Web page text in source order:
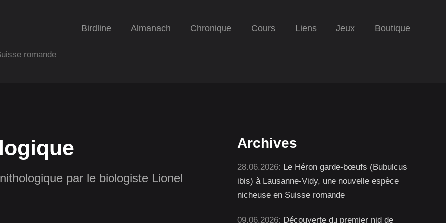
romande
Birdline Almanach Chronique Cours Liens Jeux Boutique
par le biologiste Lionel
Archives
28.06.2026: Le Héron garde-bœufs (Bubulcus
ibis) à Lausanne-Vidy, une nouvelle espèce
nicheuse en Suisse romande
09.06.2026: Découverte du premier nid de